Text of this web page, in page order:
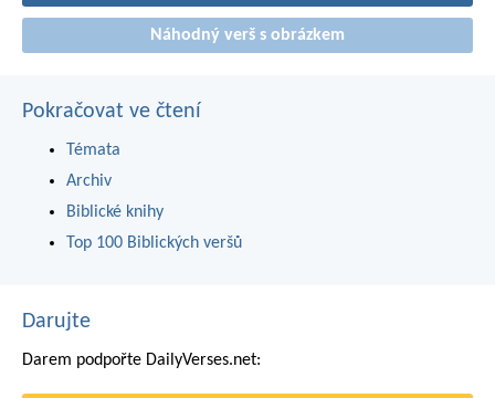
Náhodný verš s obrázkem
Pokračovat ve čtení
Témata
Archiv
Biblické knihy
Top 100 Biblických veršů
Darujte
Darem podpořte DailyVerses.net: